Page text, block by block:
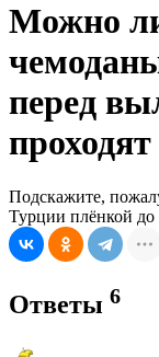
Можно
перед
Подскажите,
Турции плёнкой до
Ответы 6